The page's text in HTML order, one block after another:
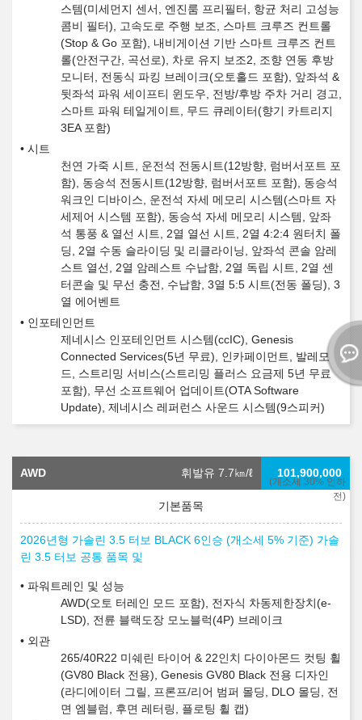
스템(미세먼지 센서, 엔진룸 프리필터, 항균 처리 고성능
콤비 필터), 고속도로 주행 보조, 스마트 크루즈 컨트롤
(Stop & Go 포함), 내비게이션 기반 스마트 크루즈 컨트
롤(안전구간, 곡선로), 차로 유지 보조2, 조향 연동 후방
모니터, 전동식 파킹 브레이크(오토홀드 포함), 앞좌석 &
뒷좌석 파워 세이프티 윈도우, 전방/후방 주차 거리 경고,
스마트 파워 테일게이트, 무드 큐레이터(향기 카트리지
3EA 포함)
시트
천연 가죽 시트, 운전석 전동시트(12방향, 럼버서포트 포
함), 동승석 전동시트(12방향, 럼버서포트 포함), 동승석
워크인 디바이스, 운전석 자세 메모리 시스템(스마트 자
세제어 시스템 포함), 동승석 자세 메모리 시스템, 앞좌
석 통풍 & 열선 시트, 2열 열선 시트, 2열 4:2:4 원터치 폴
딩, 2열 수동 슬라이딩 및 리클라이닝, 앞좌석 콘솔 암레
스트 열선, 2열 암레스트 수납함, 2열 독립 시트, 2열 센
터콘솔 및 무선 충전, 수납함, 3열 5:5 시트(전동 폴딩), 3
열 에어벤트
인포테인먼트
제네시스 인포테인먼트 시스템(ccIC), Genesis
Connected Services(5년 무료), 인카페이먼트, 발레모
드, 스트리밍 서비스(스트리밍 플러스 요금제 5년 무료
포함), 무선 소프트웨어 업데이트(OTA Software
Update), 제네시스 레퍼런스 사운드 시스템(9스피커)
AWD 휘발유 7.7㎞/ℓ
(개소세 30% 인하
전)
101,900,000
2026년형 가솔린 3.5 터보 BLACK 6인승 (개소세 5% 기준) 가솔
린 3.5 터보 공통 품목 및
파워트레인 및 성능
AWD(오토 터레인 모드 포함), 전자식 차동제한장치(e-
LSD), 전륜 블랙도장 모노블럭(4P) 브레이크
외관
265/40R22 미쉐린 타이어 & 22인치 다이아몬드 컷팅 휠
(GV80 Black 전용), Genesis GV80 Black 전용 디자인
(라디에이터 그릴, 프론프/리어 범퍼 몰딩, DLO 몰딩, 전
면 엠블럼, 후면 레터링, 플로팅 휠 캡)